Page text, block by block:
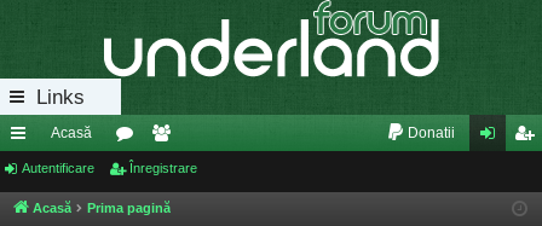
Links
eg
ăt
Acasă
or
u
e
m
Donatii
eg
Autentificare Înregistrare
Acasă Prima pagină